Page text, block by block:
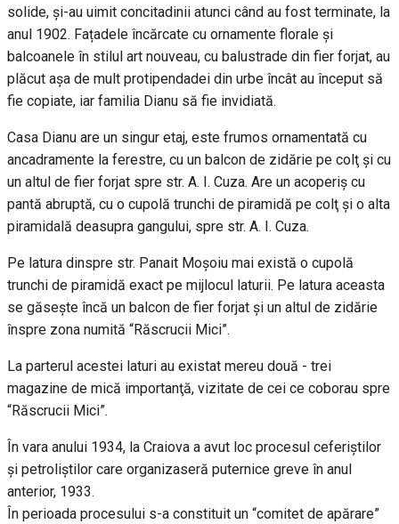
solide, și-au uimit concitadinii atunci când au fost terminate, la
anul 1902. Fațadele încărcate cu ornamente florale și
balcoanele în stilul art nouveau, cu balustrade din fier forjat, au
plăcut așa de mult protipendadei din urbe încât au început să
fie copiate, iar familia Dianu să fie invidiată.
Casa Dianu are un singur etaj, este frumos ornamentată cu
ancadramente la ferestre, cu un balcon de zidărie pe colţ şi cu
un altul de fier forjat spre str. A. I. Cuza. Are un acoperiş cu
pantă abruptă, cu o cupolă trunchi de piramidă pe colţ şi o alta
piramidală deasupra gangului, spre str. A. I. Cuza.
Pe latura dinspre str. Panait Moşoiu mai există o cupolă
trunchi de piramidă exact pe mijlocul laturii. Pe latura aceasta
se găseşte încă un balcon de fier forjat şi un altul de zidărie
înspre zona numită “Răscrucii Mici”.
La parterul acestei laturi au existat mereu două - trei
magazine de mică importanţă, vizitate de cei ce coborau spre
“Răscrucii Mici”.
În vara anului 1934, la Craiova a avut loc procesul ceferiştilor
şi petroliştilor care organizaseră puternice greve în anul
anterior, 1933.
În perioada procesului s-a constituit un “comitet de apărare”